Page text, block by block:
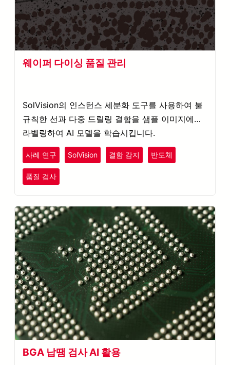
웨이퍼 다이싱 품질 관리
SolVision의 인스턴스 세분화 도구를 사용하여 불
규칙한 선과 다중 드릴링 결함을 샘플 이미지에서
라벨링하여 AI 모델을 학습시킵니다.
사례 연구 SolVision 결함 감지 반도체
품질 검사
BGA 납땜 검사 AI 활용